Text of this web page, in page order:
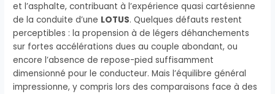
et l’asphalte, contribuant à l’expérience quasi cartésienne
de la conduite d’une LOTUS. Quelques défauts restent
perceptibles : la propension à de légers déhanchements
sur fortes accélérations dues au couple abondant, ou
encore l’absence de repose-pied suffisamment
dimensionné pour le conducteur. Mais l’équilibre général
impressionne, y compris lors des comparaisons face à des